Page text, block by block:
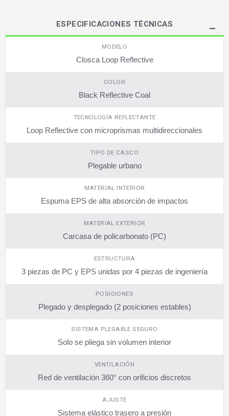
ESPECIFICACIONES TÉCNICAS
MODELO
Closca Loop Reflective
COLOR
Black Reflective Coal
TECNOLOGÍA REFLECTANTE
Loop Reflective con microprismas multidireccionales
TIPO DE CASCO
Plegable urbano
MATERIAL INTERIOR
Espuma EPS de alta absorción de impactos
MATERIAL EXTERIOR
Carcasa de policarbonato (PC)
ESTRUCTURA
3 piezas de PC y EPS unidas por 4 piezas de ingeniería
POSICIONES
Plegado y desplegado (2 posiciones estables)
SISTEMA PLEGABLE SEGURO
Solo se pliega sin volumen interior
VENTILACIÓN
Red de ventilación 360° con orificios discretos
AJUSTE
Sistema elástico trasero a presión